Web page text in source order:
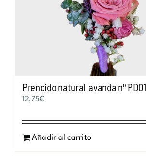
Prendido natural lavanda nº PD01
12,75€
Añadir al carrito